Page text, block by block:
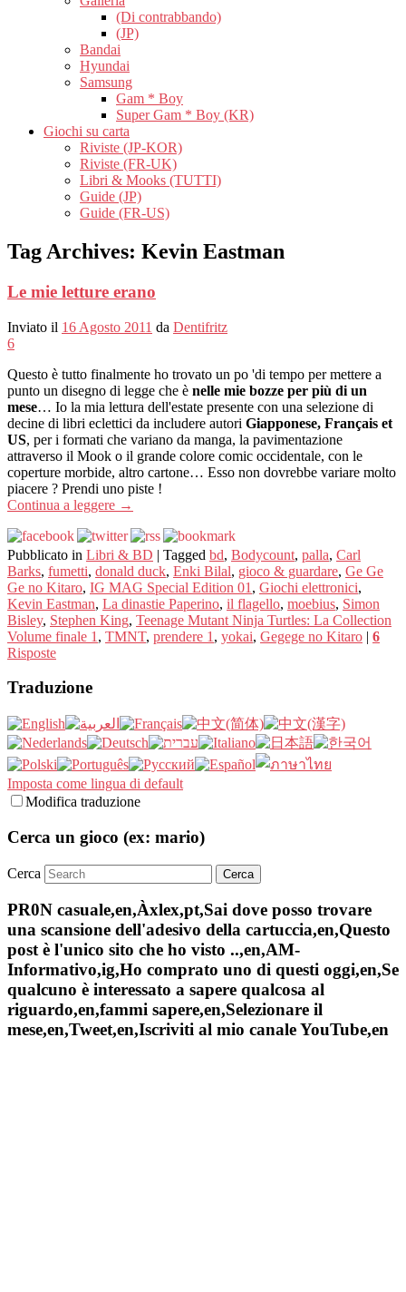
(Di contrabbando)
(JP)
Bandai
Hyundai
Samsung
Gam * Boy
Super Gam * Boy (KR)
Giochi su carta
Riviste (JP-KOR)
Riviste (FR-UK)
Libri & Mooks (TUTTI)
Guide (JP)
Guide (FR-US)
Tag Archives: Kevin Eastman
Le mie letture erano
Inviato il 16 Agosto 2011 da Dentifritz
6
Questo è tutto finalmente ho trovato un po 'di tempo per mettere a
punto un disegno di legge che è nelle mie bozze per più di un
mese… Io la mia lettura dell'estate presente con una selezione di
decine di libri eclettici da includere autori Giapponese, Français et
US, per i formati che variano da manga, la pavimentazione
attraverso il Mook o il grande colore comic occidentale, con le
coperture morbide, altro cartone… Esso non dovrebbe variare molto
piacere ? Prendi uno piste !
Continua a leggere →
Pubblicato in Libri & BD | Tagged bd, Bodycount, palla, Carl
Barks, fumetti, donald duck, Enki Bilal, gioco & guardare, Ge Ge
Ge no Kitaro, IG MAG Special Edition 01 , Giochi elettronici,
Kevin Eastman, La dinastie Paperino, il flagello, moebius, Simon
Bisley, Stephen King, Teenage Mutant Ninja Turtles: La Collection
Volume finale 1 , TMNT, prendere 1 , yokai, Gegege no Kitaro | 6
Risposte
Traduzione
Imposta come lingua di default
Modifica traduzione
Cerca un gioco (ex: mario)
Cerca
PR0N casuale,en,Àxlex,pt,Sai dove posso trovare
una scansione dell'adesivo della cartuccia,en,Questo
post è l'unico sito che ho visto ..,en,AM-
Informativo,ig,Ho comprato uno di questi oggi,en,Se
qualcuno è interessato a sapere qualcosa al
riguardo,en,fammi sapere,en,Selezionare il
mese,en,Tweet,en,Iscriviti al mio canale YouTube,en